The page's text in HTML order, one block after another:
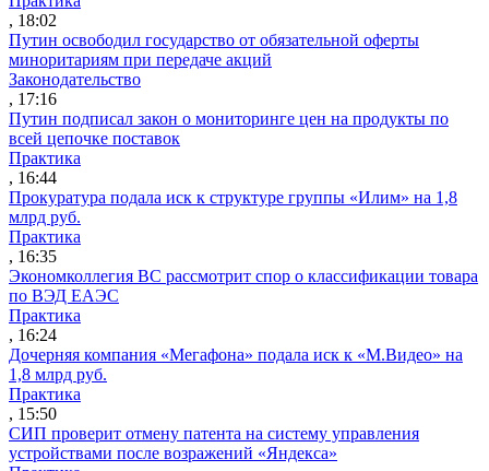
, 18:02
Путин освободил государство от обязательной оферты
миноритариям при передаче акций
Законодательство
, 17:16
Путин подписал закон о мониторинге цен на продукты по
всей цепочке поставок
Практика
, 16:44
Прокуратура подала иск к структуре группы «Илим» на 1,8
млрд руб.
Практика
, 16:35
Экономколлегия ВС рассмотрит спор о классификации товара
по ВЭД ЕАЭС
Практика
, 16:24
Дочерняя компания «Мегафона» подала иск к «М.Видео» на
1,8 млрд руб.
Практика
, 15:50
СИП проверит отмену патента на систему управления
устройствами после возражений «Яндекса»